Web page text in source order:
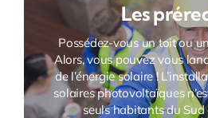
Les
Possédez-vous un toit ou
Alors, vous pouvez vous
de l’énergie solaire !
solaires photovoltaïques
seuls habitants du Sud